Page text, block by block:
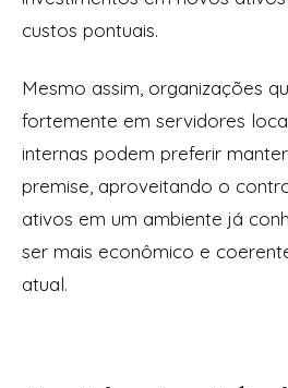
custos pontuais.
Mesmo assim, organizações
fortemente em servidores
internas podem preferir
premise, aproveitando o
ativos em um ambiente já
ser mais econômico e
atual.